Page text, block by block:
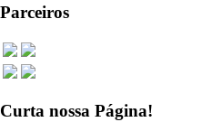
Parceiros
Curta nossa Página!